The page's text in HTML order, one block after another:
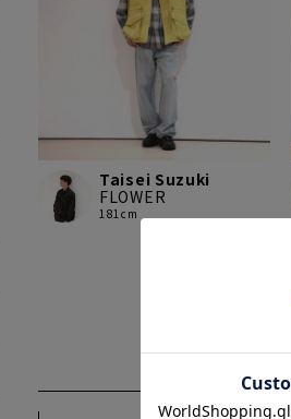
Taisei Suzuki
FLOWER
181cm